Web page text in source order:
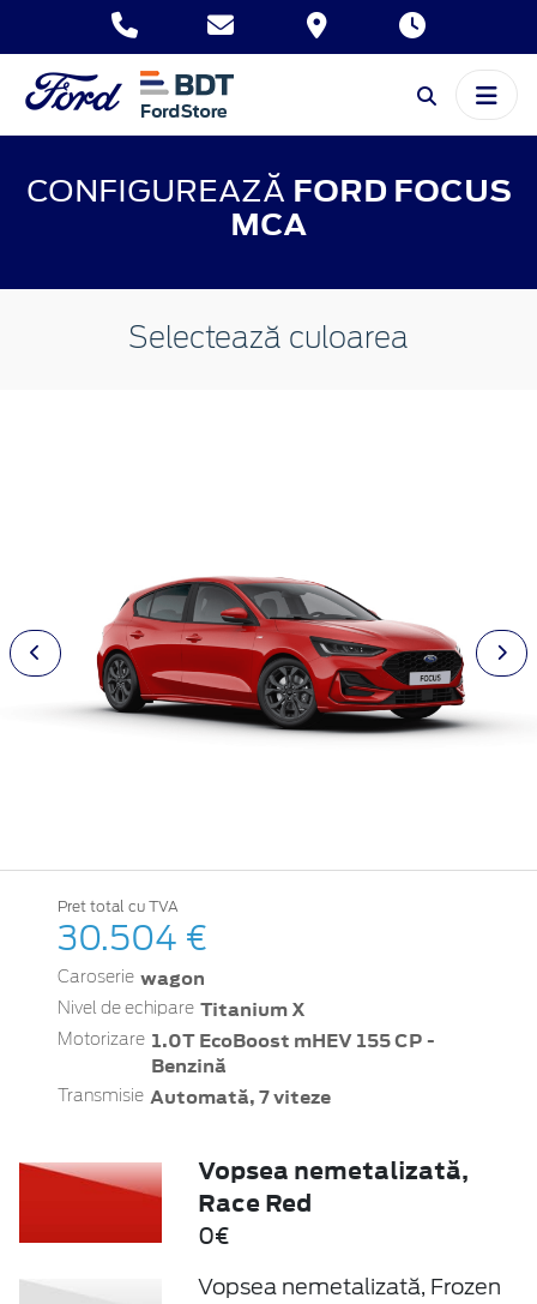
CONFIGUREAZĂ FORD FOCUS
MCA
Selectează culoarea
Pret total cu TVA
30.504 €
Caroserie wagon
Nivel de echipare Titanium X
Motorizare 1.0T EcoBoost mHEV 155 CP -
Benzină
Transmisie Automată, 7 viteze
Vopsea nemetalizată,
Race Red
0€
Vopsea nemetalizată, Frozen